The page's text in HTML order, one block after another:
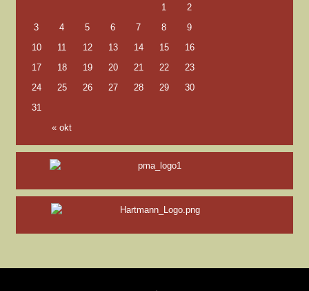
« okt
1
2
3
4 5 6 7 8
9
10
11 12 13 14 15
16
17
18 19 20 21 22
23
24
25 26 27 28 29
30
31